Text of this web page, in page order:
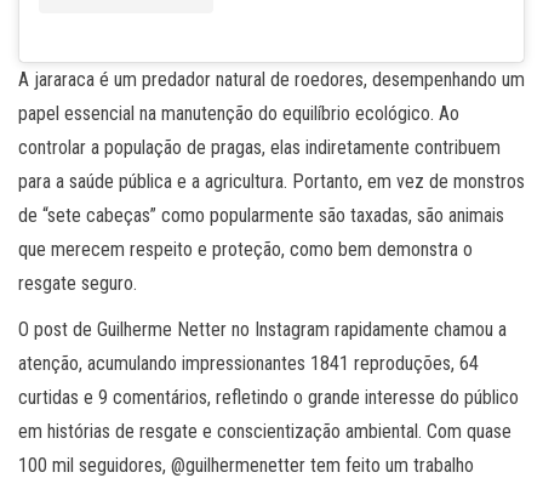
A jararaca é um predador natural de roedores, desempenhando um
papel essencial na manutenção do equilíbrio ecológico. Ao
controlar a população de pragas, elas indiretamente contribuem
para a saúde pública e a agricultura. Portanto, em vez de monstros
de “sete cabeças” como popularmente são taxadas, são animais
que merecem respeito e proteção, como bem demonstra o
resgate seguro.
O post de Guilherme Netter no Instagram rapidamente chamou a
atenção, acumulando impressionantes 1841 reproduções, 64
curtidas e 9 comentários, refletindo o grande interesse do público
em histórias de resgate e conscientização ambiental. Com quase
100 mil seguidores, @guilhermenetter tem feito um trabalho